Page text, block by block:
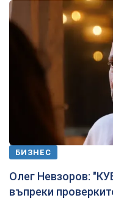
БИЗНЕС
Олег Невзоров:
въпреки